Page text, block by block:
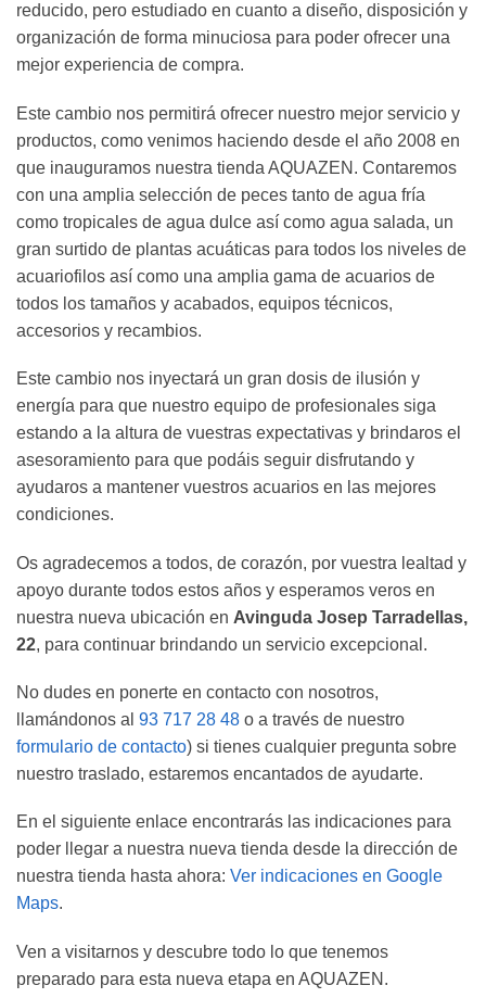
reducido, pero estudiado en cuanto a diseño, disposición y
organización de forma minuciosa para poder ofrecer una
mejor experiencia de compra.
Este cambio nos permitirá ofrecer nuestro mejor servicio y
productos, como venimos haciendo desde el año 2008 en
que inauguramos nuestra tienda AQUAZEN. Contaremos
con una amplia selección de peces tanto de agua fría
como tropicales de agua dulce así como agua salada, un
gran surtido de plantas acuáticas para todos los niveles de
acuariofilos así como una amplia gama de acuarios de
todos los tamaños y acabados, equipos técnicos,
accesorios y recambios.
Este cambio nos inyectará un gran dosis de ilusión y
energía para que nuestro equipo de profesionales siga
estando a la altura de vuestras expectativas y brindaros el
asesoramiento para que podáis seguir disfrutando y
ayudaros a mantener vuestros acuarios en las mejores
condiciones.
Os agradecemos a todos, de corazón, por vuestra lealtad y
apoyo durante todos estos años y esperamos veros en
nuestra nueva ubicación en Avinguda Josep Tarradellas,
22, para continuar brindando un servicio excepcional.
No dudes en ponerte en contacto con nosotros,
llamándonos al 93 717 28 48 o a través de nuestro
formulario de contacto) si tienes cualquier pregunta sobre
nuestro traslado, estaremos encantados de ayudarte.
En el siguiente enlace encontrarás las indicaciones para
poder llegar a nuestra nueva tienda desde la dirección de
nuestra tienda hasta ahora: Ver indicaciones en Google
Maps.
Ven a visitarnos y descubre todo lo que tenemos
preparado para esta nueva etapa en AQUAZEN.